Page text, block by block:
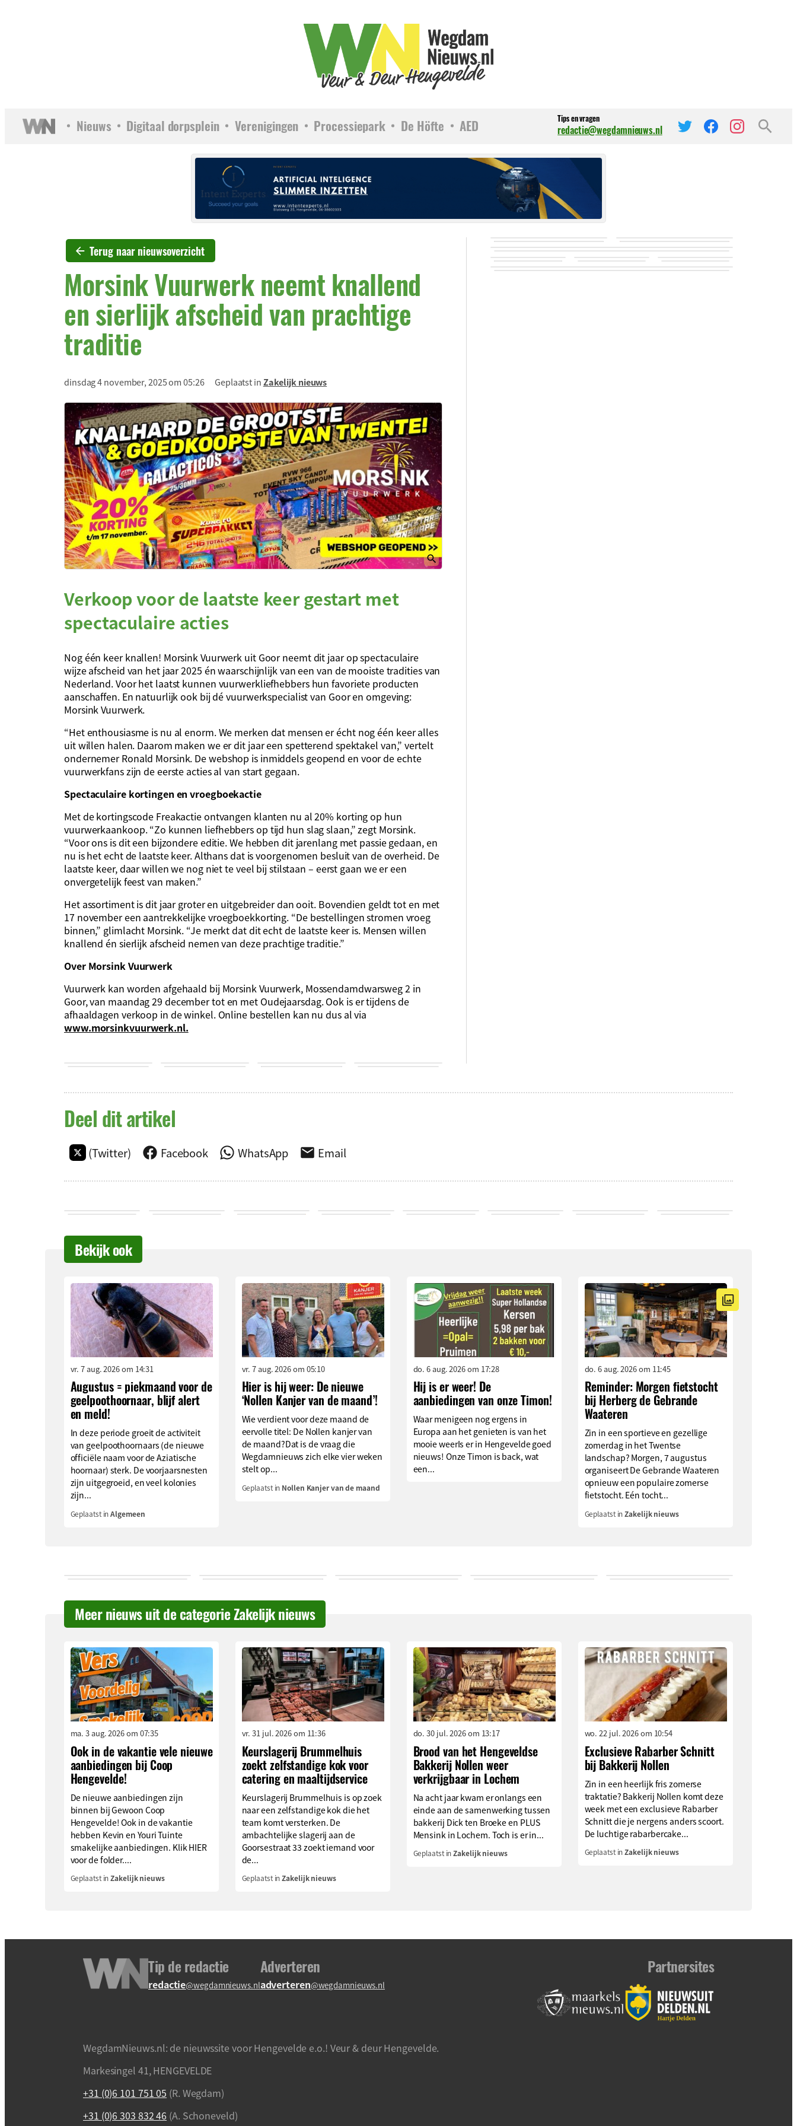
Nieuws Digitaal dorpsplein Verenigingen Processiepark De Höfte AED Tips en vragen
redactie@wegdamnieuws.nl
Terug naar nieuwsoverzicht
Morsink Vuurwerk neemt knallend
en sierlijk afscheid van prachtige
traditie
dinsdag 4 november, 2025 om 05:26 Geplaatst inZakelijk nieuws
Verkoop voor de laatste keer gestart met
spectaculaire acties
Nog één keer knallen! Morsink Vuurwerk uit Goor neemt dit jaar op spectaculaire
wijze afscheid van het jaar 2025 én waarschijnlijk van een van de mooiste tradities van
Nederland. Voor het laatst kunnen vuurwerkliefhebbers hun favoriete producten
aanschaffen. En natuurlijk ook bij dé vuurwerkspecialist van Goor en omgeving:
Morsink Vuurwerk.
“Het enthousiasme is nu al enorm. We merken dat mensen er écht nog één keer alles
uit willen halen. Daarom maken we er dit jaar een spetterend spektakel van,” vertelt
ondernemer Ronald Morsink. De webshop is inmiddels geopend en voor de echte
vuurwerkfans zijn de eerste acties al van start gegaan.
Spectaculaire kortingen en vroegboekactie
Met de kortingscode Freakactie ontvangen klanten nu al 20% korting op hun
vuurwerkaankoop. “Zo kunnen liefhebbers op tijd hun slag slaan,” zegt Morsink.
“Voor ons is dit een bijzondere editie. We hebben dit jarenlang met passie gedaan, en
nu is het echt de laatste keer. Althans dat is voorgenomen besluit van de overheid. De
laatste keer, daar willen we nog niet te veel bij stilstaan – eerst gaan we er een
onvergetelijk feest van maken.”
Het assortiment is dit jaar groter en uitgebreider dan ooit. Bovendien geldt tot en met
17 november een aantrekkelijke vroegboekkorting. “De bestellingen stromen vroeg
binnen,” glimlacht Morsink. “Je merkt dat dit echt de laatste keer is. Mensen willen
knallend én sierlijk afscheid nemen van deze prachtige traditie.”
Over Morsink Vuurwerk
Vuurwerk kan worden afgehaald bij Morsink Vuurwerk, Mossendamdwarsweg 2 in
Goor, van maandag 29 december tot en met Oudejaarsdag. Ook is er tijdens de
afhaaldagen verkoop in de winkel. Online bestellen kan nu dus al via
www.morsinkvuurwerk.nl.
Deel dit artikel
(Twitter) Facebook WhatsApp Email
Bekijk ook
vr. 7 aug. 2026 om 14:31
Augustus = piekmaand voor de
geelpoothoornaar, blijf alert
en meld!
In deze periode groeit de activiteit
van geelpoothoornaars (de nieuwe
officiële naam voor de Aziatische
hoornaar) sterk. De voorjaarsnesten
zijn uitgegroeid, en veel kolonies
zijn...
Geplaatst inAlgemeen
vr. 7 aug. 2026 om 05:10
Hier is hij weer: De nieuwe
‘Nollen Kanjer van de maand’!
Wie verdient voor deze maand de
eervolle titel: De Nollen kanjer van
de maand?Dat is de vraag die
Wegdamnieuws zich elke vier weken
stelt op...
Geplaatst in Nollen Kanjer van de maand
do. 6 aug. 2026 om 17:28
Hij is er weer! De
aanbiedingen van onze Timon!
Waar menigeen nog ergens in
Europa aan het genieten is van het
mooie weerIs er in Hengevelde goed
nieuws! Onze Timon is back, wat
een...
do. 6 aug. 2026 om 11:45
Reminder: Morgen fietstocht
bij Herberg de Gebrande
Waateren
Zin in een sportieve en gezellige
zomerdag in het Twentse
landschap? Morgen, 7 augustus
organiseert De Gebrande Waateren
opnieuw een populaire zomerse
fietstocht. Eén tocht...
Geplaatst inZakelijk nieuws
Meer nieuws uit de categorie Zakelijk nieuws
ma. 3 aug. 2026 om 07:35
Ook in de vakantie vele nieuwe
aanbiedingen bij Coop
Hengevelde!
De nieuwe aanbiedingen zijn
binnen bij Gewoon Coop
Hengevelde! Ook in de vakantie
hebben Kevin en Youri Tuinte
smakelijke aanbiedingen. Klik HIER
voor de folder....
Geplaatst inZakelijk nieuws
vr. 31 jul. 2026 om 11:36
Keurslagerij Brummelhuis
zoekt zelfstandige kok voor
catering en maaltijdservice
Keurslagerij Brummelhuis is op zoek
naar een zelfstandige kok die het
team komt versterken. De
ambachtelijke slagerij aan de
Goorsestraat 33 zoekt iemand voor
de...
Geplaatst inZakelijk nieuws
do. 30 jul. 2026 om 13:17
Brood van het Hengeveldse
Bakkerij Nollen weer
verkrijgbaar in Lochem
Na acht jaar kwam er onlangs een
einde aan de samenwerking tussen
bakkerij Dick ten Broeke en PLUS
Mensink in Lochem. Toch is er in...
Geplaatst inZakelijk nieuws
wo. 22 jul. 2026 om 10:54
Exclusieve Rabarber Schnitt
bij Bakkerij Nollen
Zin in een heerlijk fris zomerse
traktatie? Bakkerij Nollen komt deze
week met een exclusieve Rabarber
Schnitt die je nergens anders scoort.
De luchtige rabarbercake...
Geplaatst inZakelijk nieuws
Tip de redactie
redactie@wegdamnieuws.nl
Adverteren
adverteren@wegdamnieuws.nl
Partnersites
WegdamNieuws.nl: de nieuwssite voor Hengevelde e.o.! Veur & deur Hengevelde.
Markesingel 41, HENGEVELDE
+31 (0)6 101 751 05 (R. Wegdam)
+31 (0)6 303 832 46 (A. Schoneveld)